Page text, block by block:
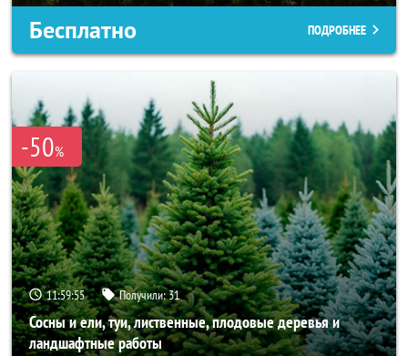
Бесплатно ПОДРОБНЕЕ
-50%
11:59:53 Получили:31
Сосны и ели, туи, лиственные, плодовые деревья и
ландшафтные работы